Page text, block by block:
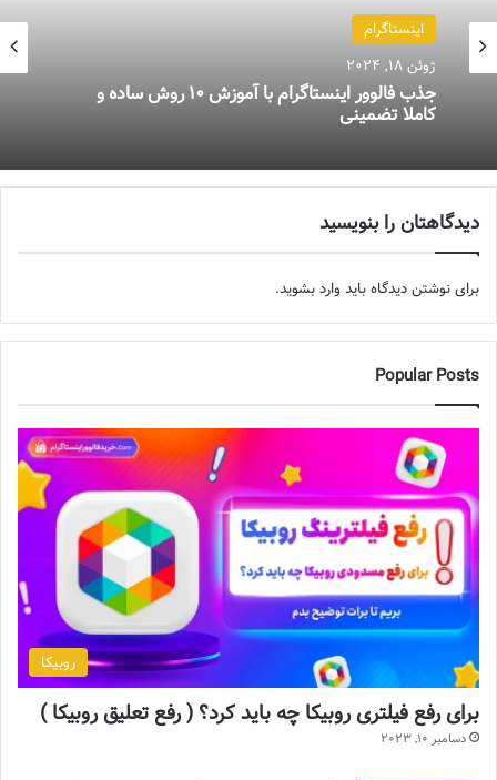
اینستاگرام
ژوئن 18, 2024
کاملا تضمینی
ترفند های اینستاگرامی
ژوئن 10, 2024
چگونه در اینستاگرام فالوور بیشتری داشته باشیم؟
دیدگاهتان را بنویسید
برای نوشتن دیدگاه باید وارد بشوید.
Popular Posts
روبیکا
برای رفع فیلتری روبیکا چه باید کرد؟ ( رفع تعلیق روبیکا )
دسامبر 10, 2023